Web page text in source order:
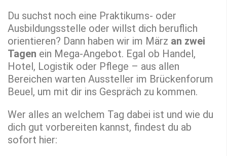
Du suchst noch eine Praktikums- oder
Ausbildungsstelle oder willst dich beruflich
orientieren? Dann haben wir im März an zwei
Tagen ein Mega-Angebot. Egal ob Handel,
Hotel, Logistik oder Pflege – aus allen
Bereichen warten Aussteller im Brückenforum
Beuel, um mit dir ins Gespräch zu kommen.
Wer alles an welchem Tag dabei ist und wie du
dich gut vorbereiten kannst, findest du ab
sofort hier: